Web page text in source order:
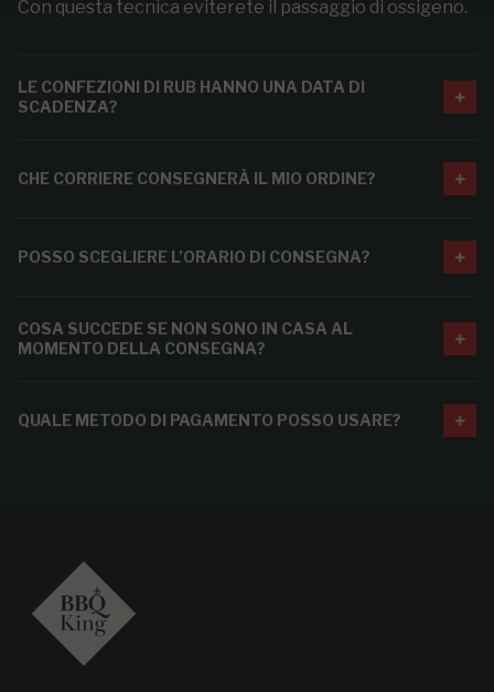
Con questa tecnica eviterete il passaggio di ossigeno.
LE CONFEZIONI DI RUB HANNO UNA DATA DI
SCADENZA?
CHE CORRIERE CONSEGNERÀ IL MIO ORDINE?
POSSO SCEGLIERE L’ORARIO DI CONSEGNA?
COSA SUCCEDE SE NON SONO IN CASA AL
MOMENTO DELLA CONSEGNA?
QUALE METODO DI PAGAMENTO POSSO USARE?